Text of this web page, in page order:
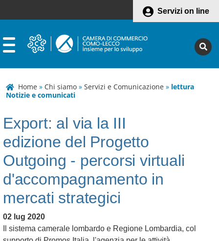
Servizi on line
Home » Chi siamo » Servizi e Comunicazione » lettura
Notizie e comunicati
Export: al via la III
edizione del Progetto
Outgoing - percorsi virtuali
d'accompagnamento in
mercati strategici
02 lug 2020
Il sistema camerale lombardo e Regione Lombardia, col